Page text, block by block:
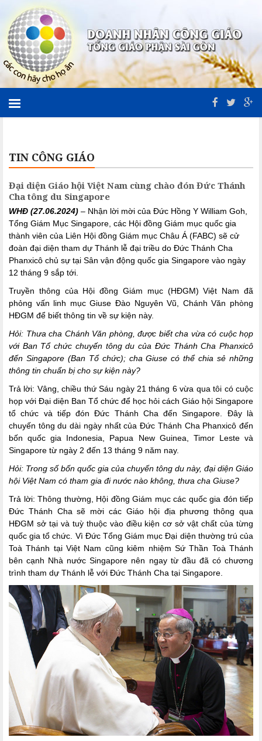
TIN CÔNG GIÁO
Đại diện Giáo hội Việt Nam cùng chào đón Đức Thánh
Cha tông du Singapore
WHĐ (27.06.2024) – Nhận lời mời của Đức Hồng Y William Goh,
Tổng Giám Mục Singapore, các Hội đồng Giám mục quốc gia
thành viên của Liên Hội đồng Giám mục Châu Á (FABC) sẽ cử
đoàn đại diện tham dự Thánh lễ đại triều do Đức Thánh Cha
Phanxicô chủ sự tại Sân vận động quốc gia Singapore vào ngày
12 tháng 9 sắp tới.
Truyền thông của Hội đồng Giám mục (HĐGM) Việt Nam đã
phỏng vấn linh mục Giuse Đào Nguyên Vũ, Chánh Văn phòng
HĐGM để biết thông tin về sự kiện này.
Hỏi: Thưa cha Chánh Văn phòng, được biết cha vừa có cuộc họp
với Ban Tổ chức chuyến tông du của Đức Thánh Cha Phanxicô
đến Singapore (Ban Tổ chức); cha Giuse có thể chia sẻ những
thông tin chuẩn bị cho sự kiện này?
Trả lời: Vâng, chiều thứ Sáu ngày 21 tháng 6 vừa qua tôi có cuộc
họp với Đại diện Ban Tổ chức để học hỏi cách Giáo hội Singapore
tổ chức và tiếp đón Đức Thánh Cha đến Singapore. Đây là
chuyến tông du dài ngày nhất của Đức Thánh Cha Phanxicô đến
bốn quốc gia Indonesia, Papua New Guinea, Timor Leste và
Singapore từ ngày 2 đến 13 tháng 9 năm nay.
Hỏi: Trong số bốn quốc gia của chuyến tông du này, đại diện Giáo
hội Việt Nam có tham gia đi nước nào không, thưa cha Giuse?
Trả lời: Thông thường, Hội đồng Giám mục các quốc gia đón tiếp
Đức Thánh Cha sẽ mời các Giáo hội địa phương thông qua
HĐGM sở tại và tuỳ thuộc vào điều kiện cơ sở vật chất của từng
quốc gia tổ chức. Vì Đức Tổng Giám mục Đại diện thường trú của
Toà Thánh tại Việt Nam cũng kiêm nhiệm Sứ Thần Toà Thánh
bên cạnh Nhà nước Singapore nên ngay từ đầu đã có chương
trình tham dự Thánh lễ với Đức Thánh Cha tại Singapore.